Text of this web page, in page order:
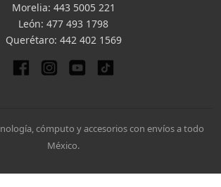
Morelia: 443 5005 221
León: 477 493 1798
Querétaro: 442 402 1569
cómputo y accesorios con envíos a todo
México.